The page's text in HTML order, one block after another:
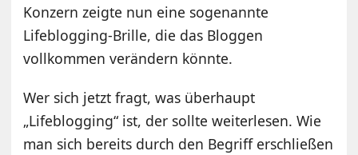
Konzern zeigte nun eine sogenannte
Lifeblogging-Brille, die das Bloggen
vollkommen verändern könnte.
Wer sich jetzt fragt, was überhaupt
„Lifeblogging“ ist, der sollte weiterlesen. Wie
man sich bereits durch den Begriff erschließen